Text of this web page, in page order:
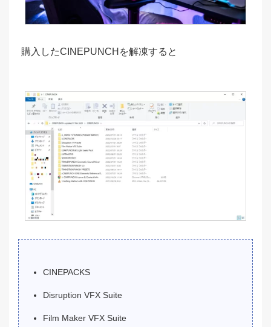
購入したCINEPUNCHを解凍すると
CINEPACKS
Disruption VFX Suite
Film Maker VFX Suite